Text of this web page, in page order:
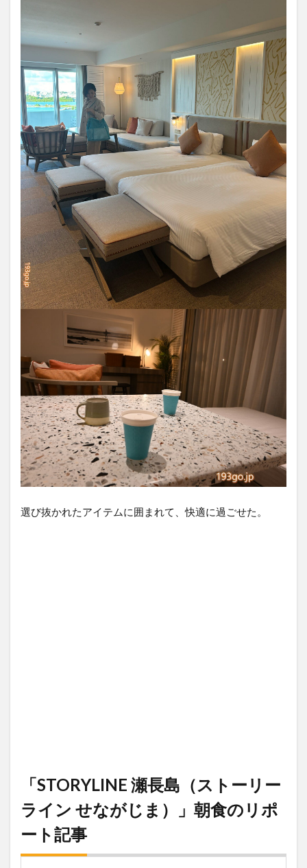
選び抜かれたアイテムに囲まれて、快適に過ごせた。
「STORYLINE 瀬長島（ストーリー
ライン せながじま）」朝食のリポ
ート記事